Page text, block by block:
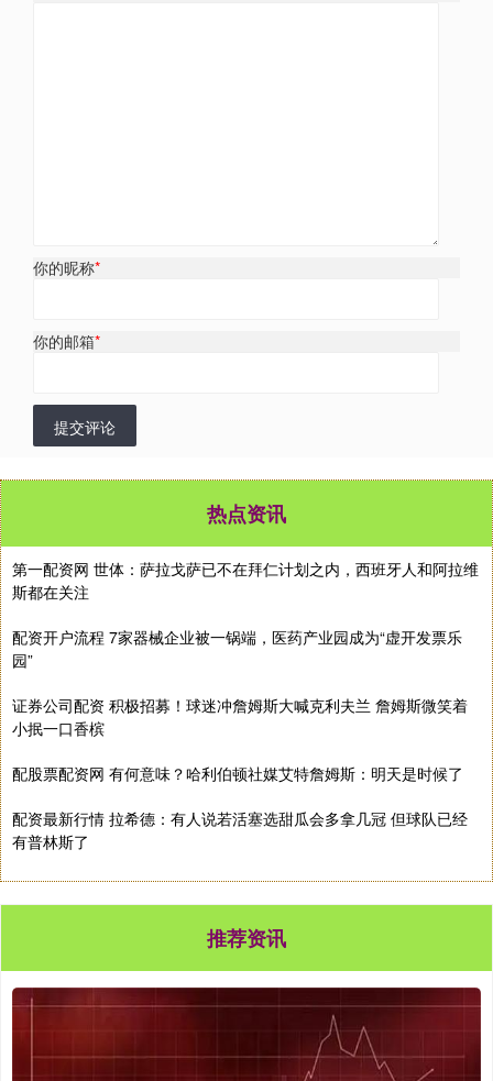
你的昵称*
你的邮箱*
提交评论
热点资讯
第一配资网 世体：萨拉戈萨已不在拜仁计划之内，西班牙人和阿拉维
斯都在关注
配资开户流程 7家器械企业被一锅端，医药产业园成为“虚开发票乐
园”
证券公司配资 积极招募！球迷冲詹姆斯大喊克利夫兰 詹姆斯微笑着
小抿一口香槟
配股票配资网 有何意味？哈利伯顿社媒艾特詹姆斯：明天是时候了
配资最新行情 拉希德：有人说若活塞选甜瓜会多拿几冠 但球队已经
有普林斯了
推荐资讯